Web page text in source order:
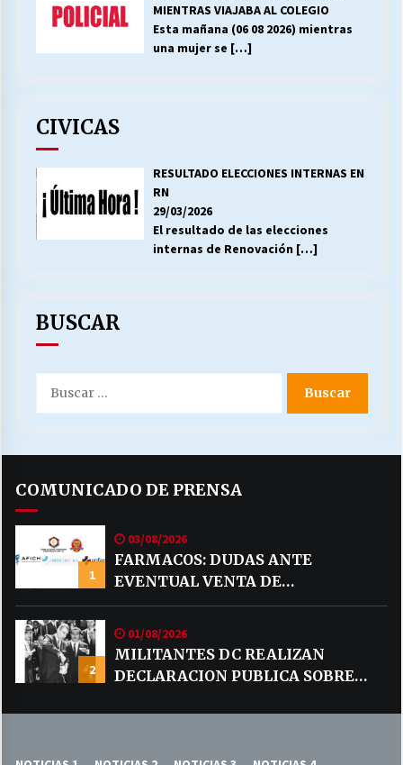
MIENTRAS VIAJABA AL COLEGIO
Esta mañana (06 08 2026) mientras
una mujer se […]
CIVICAS
RESULTADO ELECCIONES INTERNAS EN
RN
29/03/2026
El resultado de las elecciones
internas de Renovación […]
BUSCAR
por:
COMUNICADO DE PRENSA
1
03/08/2026
FARMACOS: DUDAS ANTE
EVENTUAL VENTA DE
MEDICAMENTOS POR MERCADO
LIBRE
2
01/08/2026
MILITANTES DC REALIZAN
DECLARACION PUBLICA SOBRE